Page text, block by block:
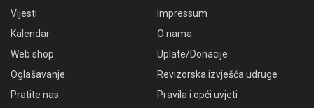
Vijesti
Kalendar
Web shop
Oglašavanje
Pratite nas
Impressum
O nama
Uplate/Donacije
Revizorska izvješća udruge
Pravila i opći uvjeti